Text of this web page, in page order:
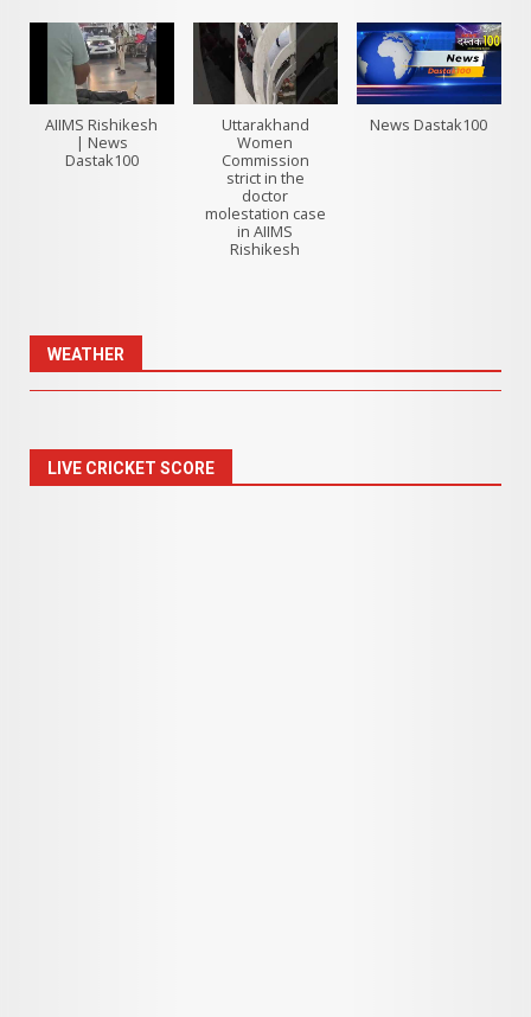
AIIMS Rishikesh
| News
Dastak100
Uttarakhand
Women
Commission
strict in the
doctor
molestation case
in AIIMS
Rishikesh
News Dastak100
WEATHER
LIVE CRICKET SCORE